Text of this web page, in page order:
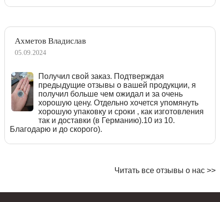
Ахметов Владислав
05.09.2024
Получил свой заказ. Подтверждая
предыдущие отзывы о вашей продукции, я
получил больше чем ожидал и за очень
хорошую цену. Отдельно хочется упомянуть
хорошую упаковку и сроки , как изготовления
так и доставки (в Германию).10 из 10.
Благодарю и до скорого).
Читать все отзывы о нас >>